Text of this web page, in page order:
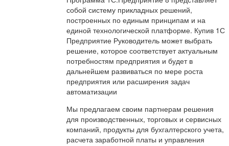
собой систему прикладных решений,
построенных по единым принципам и на
единой технологической платформе. Купив 1С
Предприятие Руководитель может выбрать
решение, которое соответствует актуальным
потребностям предприятия и будет в
дальнейшем развиваться по мере роста
предприятия или расширения задач
автоматизации
Мы предлагаем своим партнерам решения
для производственных, торговых и сервисных
компаний, продукты для бухгалтерского учета,
расчета заработной платы и управления